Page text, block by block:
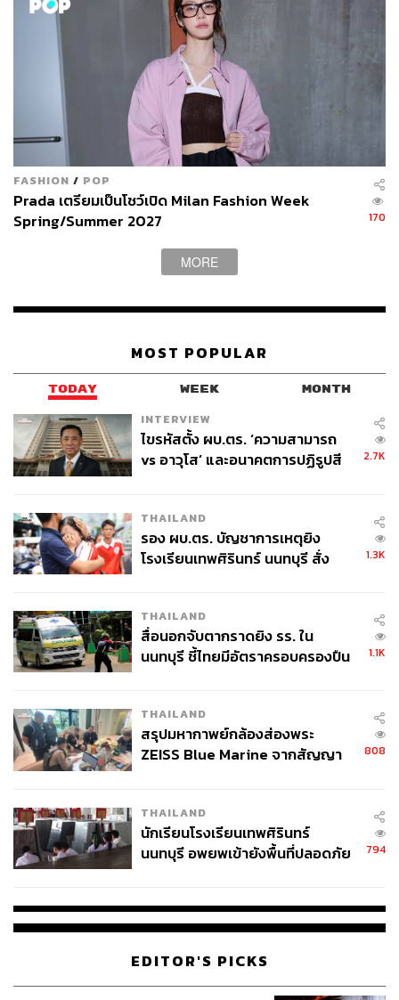
FASHION / POP
Prada เตรียมเป็นโชว์เปิด Milan Fashion Week
Spring/Summer 2027
170
MORE
MOST POPULAR
TODAY WEEK MONTH
INTERVIEW
ไขรหัสตั้ง ผบ.ตร. ‘ความสามารถ
vs อาวุโส’ และอนาคตการปฏิรูปสี
2.7K
THAILAND
รอง ผบ.ตร. บัญชาการเหตุยิง
โรงเรียนเทพศิรินทร์ นนทบุรี สั่ง
1.3K
THAILAND
สื่อนอกจับตากราดยิง รร. ใน
นนทบุรี ชี้ไทยมีอัตราครอบครองปืน
1.1K
THAILAND
สรุปมหากาพย์กล้องส่องพระ
ZEISS Blue Marine จากสัญญา
จ่ายหนี้-แอบระบุแบรนด์
808
THAILAND
นักเรียนโรงเรียนเทพศิรินทร์
นนทบุรี อพยพเข้ายังพื้นที่ปลอดภัย
794
EDITOR'S PICKS